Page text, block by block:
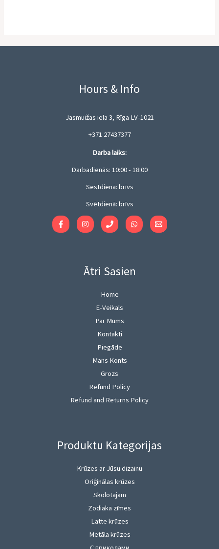
Hours & Info
Jasmuižas iela 3, Rīga LV-1021
+371 27437377
Darba laiks:
Darbadienās: 10:00 - 18:00
Sestdienā: brīvs
Svētdienā: brīvs
Ātri Sasien
Home
E-Veikals
Par Mums
Kontakti
Piegāde
Mans Konts
Grozs
Refund Policy
Refund and Returns Policy
Produktu Kategorijas
Krūzes ar Jūsu dizainu
Oriģinālas krūzes
Skolotājām
Zodiaka zīmes
Latte krūzes
Metāla krūzes